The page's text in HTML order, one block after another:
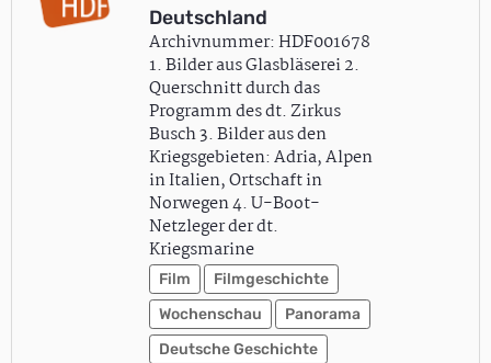
Deutschland
Archivnummer: HDF001678
1. Bilder aus Glasbläserei 2.
Querschnitt durch das
Programm des dt. Zirkus
Busch 3. Bilder aus den
Kriegsgebieten: Adria, Alpen
in Italien, Ortschaft in
Norwegen 4. U-Boot-
Netzleger der dt.
Kriegsmarine
Film
Filmgeschichte
Wochenschau
Panorama
Deutsche Geschichte